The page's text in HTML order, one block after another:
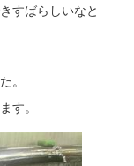
すばらしいなと
。
す。